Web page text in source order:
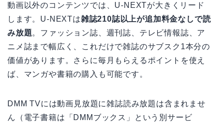
動画以外のコンテンツでは、U-NEXTが大きくリード
します。U-NEXTは雑誌210誌以上が追加料金なしで読
み放題。ファッション誌、週刊誌、テレビ情報誌、ア
ニメ誌まで幅広く、これだけで雑誌のサブスク1本分の
価値があります。さらに毎月もらえるポイントを使え
ば、マンガや書籍の購入も可能です。
DMM TVには動画見放題に雑誌読み放題は含まれませ
ん（電子書籍は「DMMブックス」という別サービ